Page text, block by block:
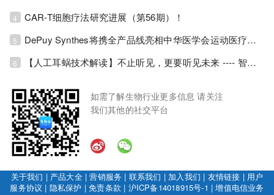
4 CAR-T细胞疗法研究进展（第56期）！
5 DePuy Synthes将携全产品线亮相中华医学会运动医疗分会大会，加码布局中国运动医学创新赛道！
6 【人工耳蜗技术解读】不止听见，更要听见未来 ---- 智能耳蜗，开启人工耳蜗技术新纪元！
如需了解生物行业更多信息 请关注
我们其他的社交平台
关于我们 | 产品大全|营销服务 | 联系我们 | 加入我们 | 友情链接 | 用户
服务协议 | 隐私保护 |免责条款 | 沪ICP备14018915号-1 |增值电信业务